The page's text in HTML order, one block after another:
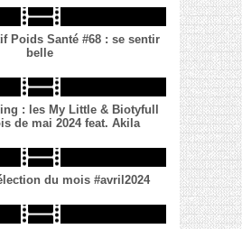
Poids Santé #68 : se sentir
belle
: les My Little & Biotyfull
de mai 2024 feat. Akila
du mois #avril2024